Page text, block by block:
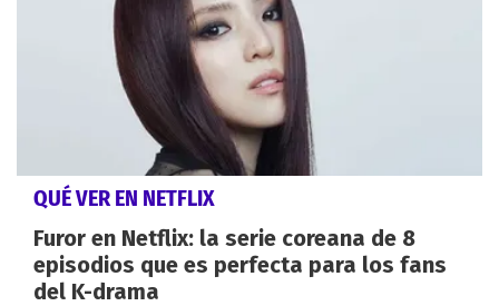
QUÉ VER EN NETFLIX
Furor en Netflix: la serie coreana de 8
episodios que es perfecta para los fans
del K-drama